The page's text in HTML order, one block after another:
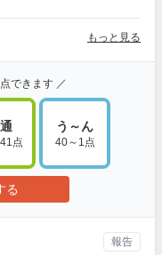
もっと見る
できます ／
点
う～ん
40～1点
る
報告